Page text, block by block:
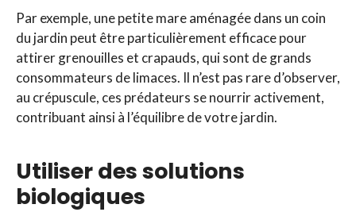
Par exemple, une petite mare aménagée dans un coin
du jardin peut être particulièrement efficace pour
attirer grenouilles et crapauds, qui sont de grands
consommateurs de limaces. Il n’est pas rare d’observer,
au crépuscule, ces prédateurs se nourrir activement,
contribuant ainsi à l’équilibre de votre jardin.
Utiliser des solutions
biologiques